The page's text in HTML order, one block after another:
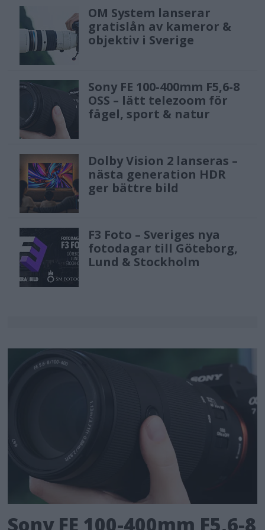
OM System lanserar
gratislån av kameror &
objektiv i Sverige
Sony FE 100-400mm F5,6-8
OSS – lätt telezoom för
fågel, sport & natur
Dolby Vision 2 lanseras –
nästa generation HDR
ger bättre bild
F3 Foto – Sveriges nya
fotodagar till Göteborg,
Lund & Stockholm
Sony FE 100-400mm F5,6-8